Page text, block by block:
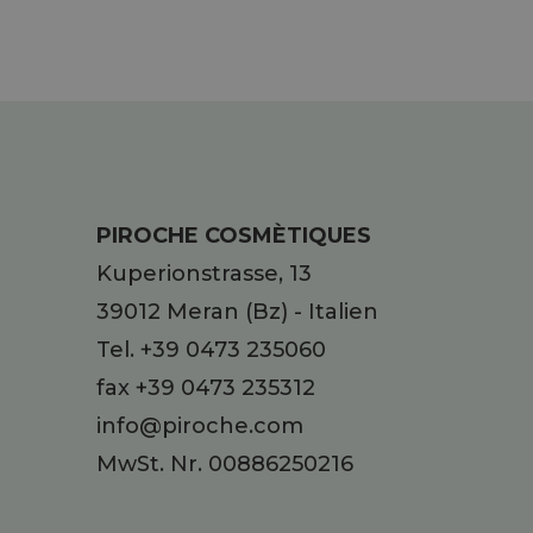
PIROCHE COSMÈTIQUES
Kuperionstrasse, 13
39012 Meran (Bz) - Italien
Tel. +39 0473 235060
fax +39 0473 235312
info@piroche.com
MwSt. Nr. 00886250216